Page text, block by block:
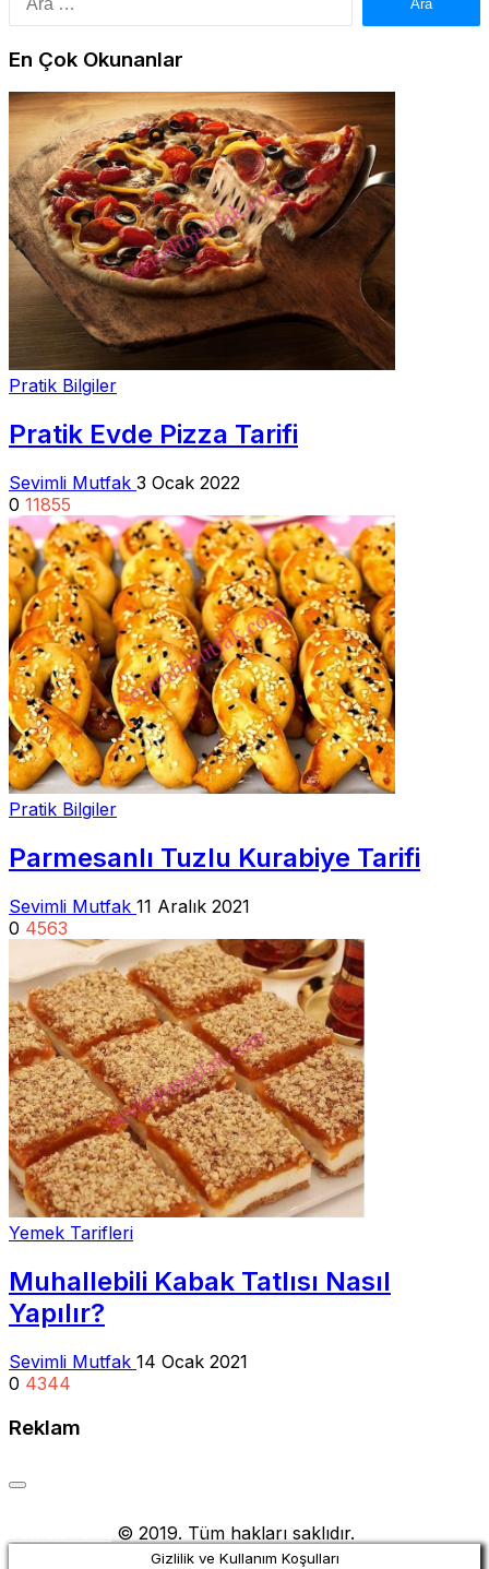
En Çok Okunanlar
Pratik Bilgiler
Pratik Evde Pizza Tarifi
Sevimli Mutfak 3 Ocak 2022
0 11855
Pratik Bilgiler
Parmesanlı Tuzlu Kurabiye Tarifi
Sevimli Mutfak 11 Aralık 2021
0 4563
Yemek Tarifleri
Muhallebili Kabak Tatlısı Nasıl
Yapılır?
Sevimli Mutfak 14 Ocak 2021
0 4344
Reklam
© 2019. Tüm hakları saklıdır.
Gizlilik ve Kullanım Koşulları